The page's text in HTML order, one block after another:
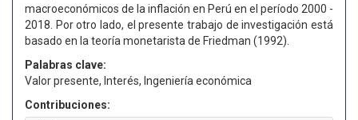
macroeconómicos de la inflación en Perú en el período 2000 -
2018. Por otro lado, el presente trabajo de investigación está
basado en la teoría monetarista de Friedman (1992).
Palabras clave:
Valor presente, Interés, Ingeniería económica
Contribuciones: